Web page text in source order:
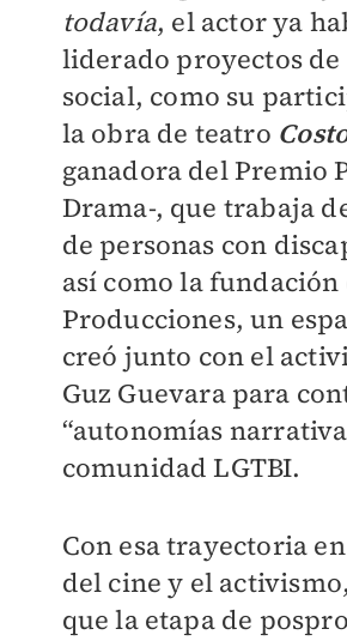
todavía, el actor ya
liderado proyectos de
social, como su
la obra de teatro
ganadora del Premio
Drama-, que trabaja
de personas con
así como la fundación
Producciones, un
creó junto con el
Guz Guevara para
“autonomías
comunidad LGTBI.
Con esa trayectoria
del cine y el
que la etapa de